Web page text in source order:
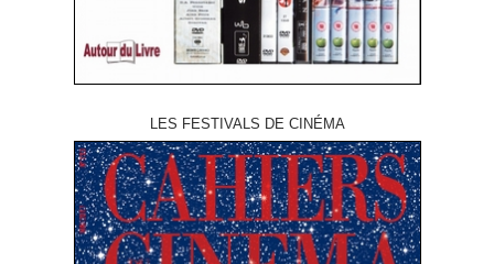
LES FESTIVALS DE CINÉMA